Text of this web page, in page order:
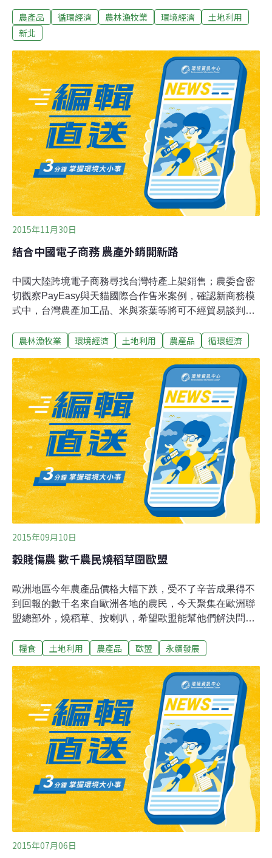
蟳，台灣的海蟹有超過八成來自萬里，為了增加銷量、拓
展市場，新北市政府將海蟹品牌化，透過行銷打響了「萬
漁村的景觀也悄悄改變，年輕人願意回鄉捕蟹，或運用網
路科技，結合文創，讓品牌加值化，每年，萬里蟹就能創
造新台幣數億元的商機。朱立倫說，台灣許多農產品也有
這種潛力，台南的芒果、台東的釋迦、屏東的蓮霧，若將
這些農特產品牌化，透過行銷提升知名度，不僅能增加銷
量，拓展外銷市場，也會吸引更多年輕人回鄉務農。
農產品 循環經濟 農林漁牧業 環境經濟
土地利用
新北
2015年11月30日
結合中國電子商務 農產外銷開新路
中國大陸跨境電子商務尋找台灣特產上架銷售；農委會密
切觀察PayEasy與天貓國際合作售米案例，確認新商務模
式中，台灣農產加工品、米與茶葉等將可不經貿易談判，
例受關注，一開始是因為米是主要糧食，出口除需取得出
農委會農糧署表示，全國水稻栽種面積27萬公頃，年產
130萬公噸糙米，政府設定每年糙米外銷量上限為10萬公
噸。現況每年外銷白米量約4000、5000公噸，換算回糙米
約6000公噸，主要外銷中國大陸、香港、新加坡、加拿大
及美國，離規定量還有一段距離。PayEasy副總經理陳中
興並說，若消費者網購單筆產品應納稅額在人民幣50元以
下，還可免繳；換言之，當所買商品是人民幣100元，本
應扣稅人民幣10元，可免除；若買價是人民幣500元，則
需繳人民幣50元。他說明，對中國大陸官方來說，發展跨
境電商
農林漁牧業 環境經濟 土地利用 農產品 循環經濟
2015年09月10日
穀賤傷農 數千農民燒稻草圍歐盟
歐洲地區今年農產品價格大幅下跌，受不了辛苦成果得不
到回報的數千名來自歐洲各地的農民，今天聚集在歐洲聯
盟總部外，燒稻草、按喇叭，希望歐盟能幫他們解決問
論解決農產品價格偏低問題。超過5000名來自比利時、法
歐盟能協助他們度過難關。這群開著拖曳機、或是徒步抵
達歐盟總部前的農民，在歐盟總部前的小廣場向員警噴稻
草屑，並加以焚燒，抗議歐盟對農產品，特別是豬肉、牛
奶價格大幅下跌，導致農民入不敷出的痛苦不為所動。農
民德威迪（Eddy De Wydde）表示，這波農產品價格下跌
固然是因為歐盟制裁俄羅斯，導致俄羅斯禁止歐盟農產品
進口有關，但這是政治問題，不該讓無辜農民來承擔後
果。
糧食 土地利用 農產品 歐盟 永續發展
2015年07月06日